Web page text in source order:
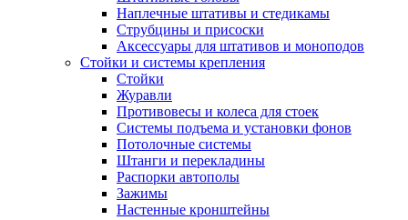
Наплечные штативы и стедикамы
Струбцины и присоски
Аксессуары для штативов и моноподов
Стойки и системы крепления
Стойки
Журавли
Противовесы и колеса для стоек
Системы подъема и установки фонов
Потолочные системы
Штанги и перекладины
Распорки автополы
Зажимы
Настенные кронштейны